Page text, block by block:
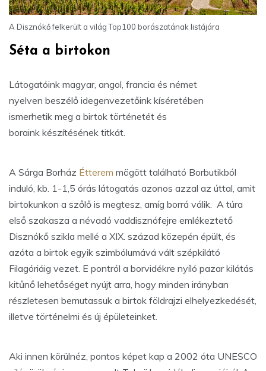
A Disznókő felkerült a világ Top100 borászatának listájára
Séta a birtokon
Látogatóink magyar, angol, francia és német
nyelven beszélő idegenvezetőink kíséretében
ismerhetik meg a birtok történetét és
boraink készítésének titkát.
A Sárga Borház Étterem mögött található Borbutikból
induló, kb. 1-1,5 órás látogatás azonos azzal az úttal, amit
birtokunkon a szőlő is megtesz, amíg borrá válik. A túra
első szakasza a névadó vaddisznófejre emlékeztető
Disznókő szikla mellé a XIX. század közepén épült, és
azóta a birtok egyik szimbólumává vált szépkilátó
Filagóriáig vezet. E pontról a borvidékre nyíló pazar kilátás
kitűnő lehetőséget nyújt arra, hogy minden irányban
részletesen bemutassuk a birtok földrajzi elhelyezkedését,
illetve történelmi és új épületeinket.
Aki innen körülnéz, pontos képet kap a 2002 óta UNESCO